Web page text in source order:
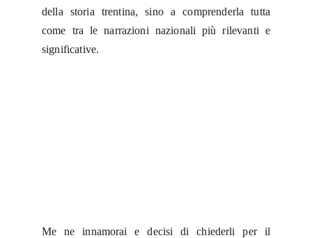
della storia trentina, sino a comprenderla tutta
come tra le narrazioni nazionali più rilevanti e
significative.
Me ne innamorai e decisi di chiederli per il